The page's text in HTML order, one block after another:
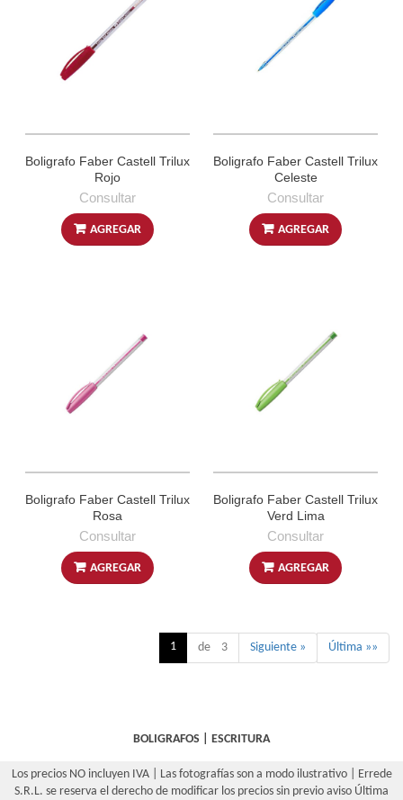
Boligrafo Faber Castell Trilux
Rojo
Consultar
AGREGAR
Boligrafo Faber Castell Trilux
Celeste
Consultar
AGREGAR
Boligrafo Faber Castell Trilux
Rosa
Consultar
AGREGAR
Boligrafo Faber Castell Trilux
Verd Lima
Consultar
AGREGAR
1 de 3 Siguiente » Última »»
BOLIGRAFOS ESCRITURA
Los precios NO incluyen IVA | Las fotografías son a modo ilustrativo | Errede
S.R.L. se reserva el derecho de modificar los precios sin previo aviso Última